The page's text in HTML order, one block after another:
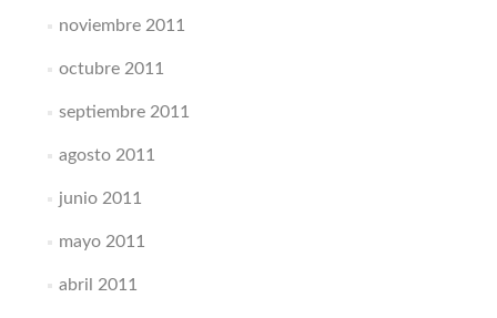
noviembre 2011
octubre 2011
septiembre 2011
agosto 2011
junio 2011
mayo 2011
abril 2011